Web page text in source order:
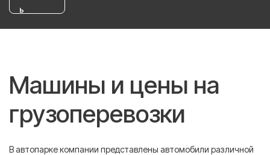
ь
Машины и цены на
грузоперевозки
В автопарке компании представлены автомобили различной